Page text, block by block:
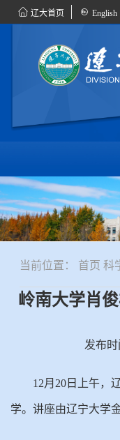
辽大首页 English
当前位置： 首页 科
岭南大学肖
发布时
12月20日上午，
学。讲座由辽宁大学